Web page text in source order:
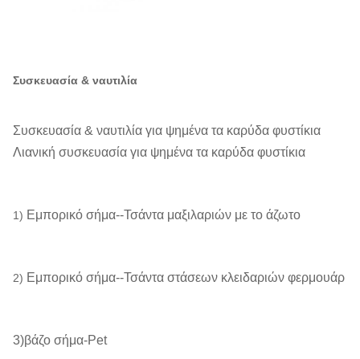
Συσκευασία & ναυτιλία
Συσκευασία & ναυτιλία για ψημένα τα καρύδα φυστίκια
Λιανική συσκευασία για ψημένα τα καρύδα φυστίκια
1) Εμπορικό σήμα--Τσάντα μαξιλαριών με το άζωτο
2) Εμπορικό σήμα--Τσάντα στάσεων κλειδαριών φερμουάρ
3)βάζο σήμα-Pet